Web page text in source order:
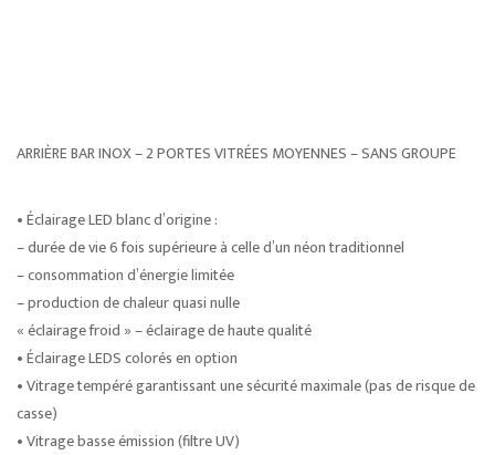
ARRIÈRE BAR INOX – 2 PORTES VITRÉES MOYENNES – SANS GROUPE
• Éclairage LED blanc d’origine :
– durée de vie 6 fois supérieure à celle d’un néon traditionnel
– consommation d’énergie limitée
– production de chaleur quasi nulle
« éclairage froid » – éclairage de haute qualité
• Éclairage LEDS colorés en option
• Vitrage tempéré garantissant une sécurité maximale (pas de risque de
casse)
• Vitrage basse émission (filtre UV)